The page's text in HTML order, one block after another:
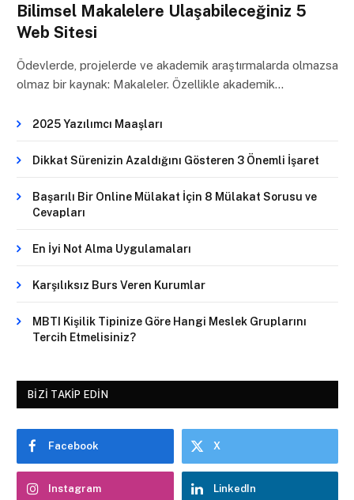
Bilimsel Makalelere Ulaşabileceğiniz 5
Web Sitesi
Ödevlerde, projelerde ve akademik araştırmalarda olmazsa
olmaz bir kaynak: Makaleler. Özellikle akademik…
2025 Yazılımcı Maaşları
Dikkat Sürenizin Azaldığını Gösteren 3 Önemli İşaret
Başarılı Bir Online Mülakat İçin 8 Mülakat Sorusu ve
Cevapları
En İyi Not Alma Uygulamaları
Karşılıksız Burs Veren Kurumlar
MBTI Kişilik Tipinize Göre Hangi Meslek Gruplarını
Tercih Etmelisiniz?
BIZI TAKIP EDIN
Facebook X
Instagram LinkedIn